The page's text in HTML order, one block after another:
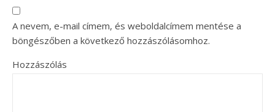
A nevem, e-mail címem, és weboldalcímem mentése a
böngészőben a következő hozzászólásomhoz.
Hozzászólás